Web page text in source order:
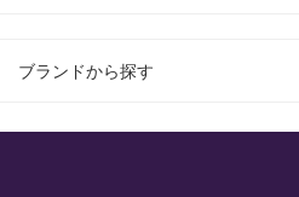
ブランドから探す